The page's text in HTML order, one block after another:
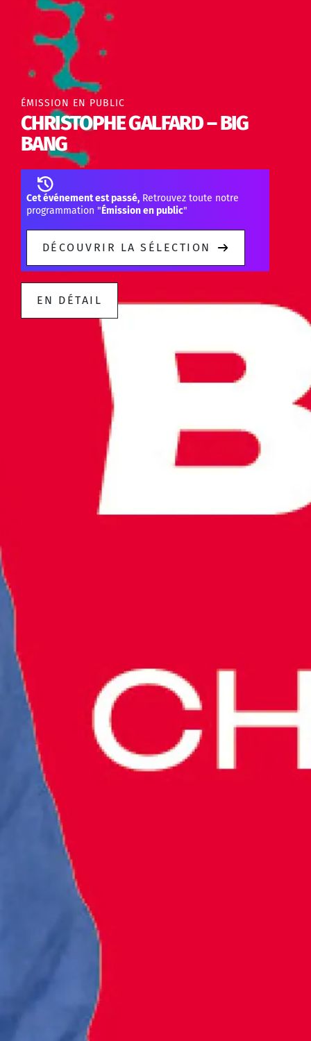
ÉMISSION EN PUBLIC
CHRISTOPHE GALFARD – BIG
BANG
Cet événement est passé, Retrouvez toute notre
programmation "Émission en public"
DÉCOUVRIR LA SÉLECTION
EN DÉTAIL